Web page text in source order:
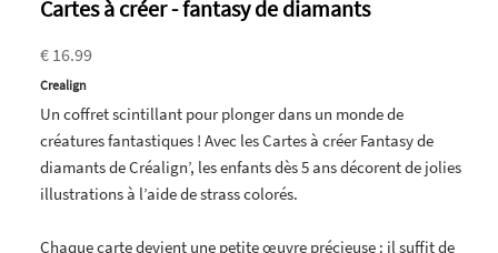
Cartes à créer - fantasy de diamants
€ 16.99
Crealign
Un coffret scintillant pour plonger dans un monde de
créatures fantastiques ! Avec les Cartes à créer Fantasy de
diamants de Créalign’, les enfants dès 5 ans décorent de jolies
illustrations à l’aide de strass colorés.
Chaque carte devient une petite œuvre précieuse : il suffit de